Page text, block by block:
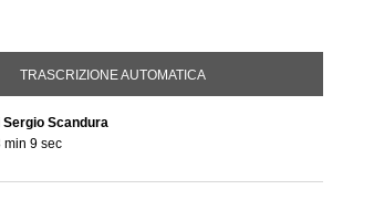
(SCHEDA ATTIVA)
TRASCRIZIONE AUTOMATICA
Sergio Scandura
min 9 sec